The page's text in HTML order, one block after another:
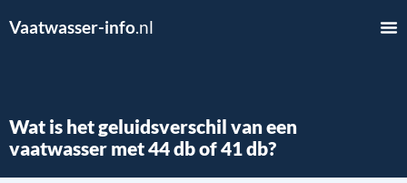
Vaatwasser-info.nl
Wat is het geluidsverschil van een
vaatwasser met 44 db of 41 db?